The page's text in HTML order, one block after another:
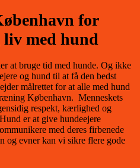
for
liv med hund
at bruge tid med hunde. Og ikke
og hund til at få den bedst
målrettet for at alle med hund
København. Menneskets
respekt, kærlighed og
er at give hundeejere
med deres firbenede
og evner kan vi sikre flere gode